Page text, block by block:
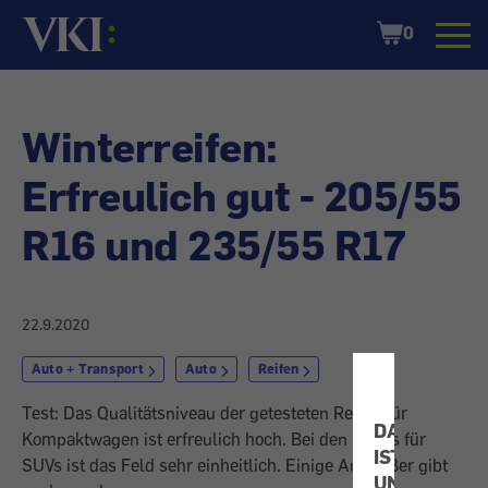
IST
UNS
Startseite
Shopping
Cart
0
Winterreifen:
Erfreulich gut - 205/55
R16 und 235/55 R17
22.9.2020
Auto + Transport Auto Reifen
Test: Das Qualitätsniveau der getesteten Reifen für
Kompaktwagen ist erfreulich hoch. Bei den Pneus für
SUVs ist das Feld sehr einheitlich. Einige Ausreißer gibt